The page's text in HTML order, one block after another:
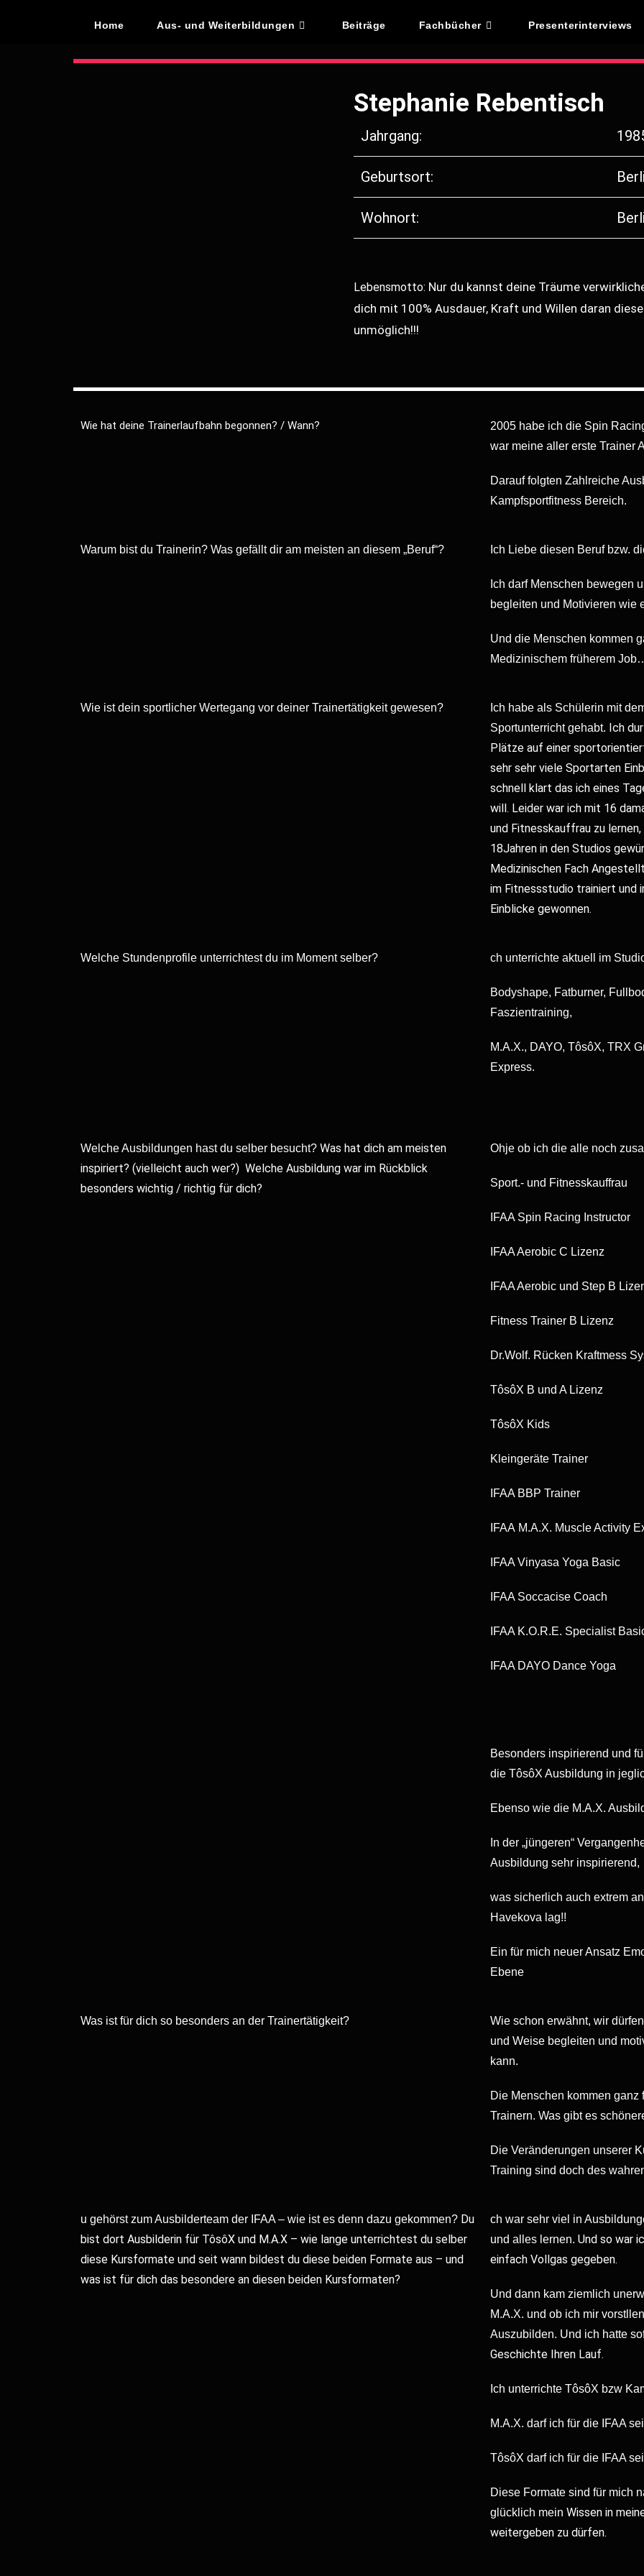
Home Aus- und Weiterbildungen Beiträge Fachbücher Presenterinterviews
Stephanie Rebentisch
Jahrgang:
Geburtsort:
Wohnort:
Lebensmotto: Nur du kannst deine Träume
dich mit 100% Ausdauer, Kraft und Willen daran
unmöglich!!!
Wie hat deine Trainerlaufbahn begonnen? / Wann?
2005 habe ich die Spin
war meine aller erste Trainer
Darauf folgten Zahlreiche
Kampfsportfitness Bereich.
Warum bist du Trainerin? Was gefällt dir am meisten an diesem „Beruf“? Ich Liebe diesen Beruf bzw.
Ich darf Menschen bewegen
begleiten und Motivieren wie
Und die Menschen kommen
Medizinischem früherem
Wie ist dein sportlicher Wertegang vor deiner Trainertätigkeit gewesen?
Ich habe als Schülerin mit
Sportunterricht gehabt. Ich
Plätze auf einer
sehr sehr viele Sportarten
schnell klart das ich eines
will. Leider war ich mit 16
und Fitnesskauffrau zu lernen,
18Jahren in den Studios
Medizinischen Fach
im Fitnessstudio trainiert und
Einblicke gewonnen.
Welche Stundenprofile unterrichtest du im Moment selber? ch unterrichte aktuell im
Bodyshape, Fatburner,
Faszientraining,
M.A.X., DAYO, TôsôX, TRX
Express.
Welche Ausbildungen hast du selber besucht? Was hat dich am meisten
inspiriert? (vielleicht auch wer?) Welche Ausbildung war im Rückblick
besonders wichtig / richtig für dich?
Ohje ob ich die alle noch
Sport.- und Fitnesskauffrau
IFAA Spin Racing Instructor
IFAA Aerobic C Lizenz
IFAA Aerobic und Step B
Fitness Trainer B Lizenz
Dr.Wolf. Rücken Kraftmess
TôsôX B und A Lizenz
TôsôX Kids
Kleingeräte Trainer
IFAA BBP Trainer
IFAA M.A.X. Muscle Activity
IFAA Vinyasa Yoga Basic
IFAA Soccacise Coach
IFAA K.O.R.E. Specialist
IFAA DAYO Dance Yoga
Besonders inspirierend und
die TôsôX Ausbildung in
Ebenso wie die M.A.X.
In der „jüngeren“
Ausbildung sehr inspirierend,
was sicherlich auch extrem
Havekova lag!!
Ein für mich neuer Ansatz
Ebene
Was ist für dich so besonders an der Trainertätigkeit?
Wie schon erwähnt, wir
und Weise begleiten und
kann.
Die Menschen kommen
Trainern. Was gibt es
Die Veränderungen unserer
Training sind doch des
u gehörst zum Ausbilderteam der IFAA – wie ist es denn dazu gekommen? Du
bist dort Ausbilderin für TôsôX und M.A.X – wie lange unterrichtest du selber
diese Kursformate und seit wann bildest du diese beiden Formate aus – und
was ist für dich das besondere an diesen beiden Kursformaten?
ch war sehr viel in
und alles lernen. Und so war
einfach Vollgas gegeben.
Und dann kam ziemlich
M.A.X. und ob ich mir
Auszubilden. Und ich hatte
Geschichte Ihren Lauf.
Ich unterrichte TôsôX bzw
M.A.X. darf ich für die IFAA
TôsôX darf ich für die IFAA
Diese Formate sind für mich
glücklich mein Wissen in
weitergeben zu dürfen.